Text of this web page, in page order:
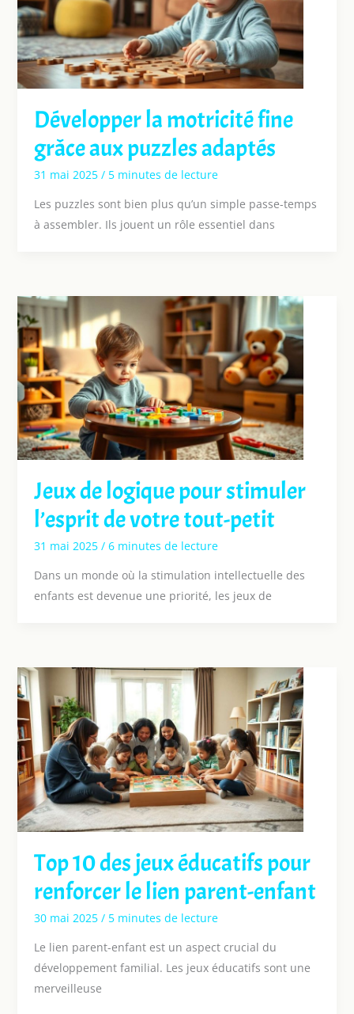
Développer la motricité fine
grâce aux puzzles adaptés
31 mai 2025 / 5 minutes de lecture
Les puzzles sont bien plus qu’un simple passe-temps
à assembler. Ils jouent un rôle essentiel dans
Jeux de logique pour stimuler
l’esprit de votre tout-petit
31 mai 2025 / 6 minutes de lecture
Dans un monde où la stimulation intellectuelle des
enfants est devenue une priorité, les jeux de
Top 10 des jeux éducatifs pour
renforcer le lien parent-enfant
30 mai 2025 / 5 minutes de lecture
Le lien parent-enfant est un aspect crucial du
développement familial. Les jeux éducatifs sont une
merveilleuse